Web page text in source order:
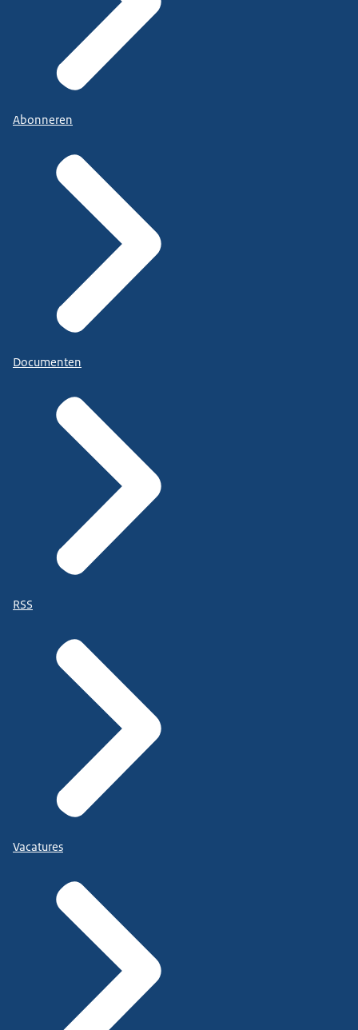
Abonneren
Documenten
RSS
Vacatures